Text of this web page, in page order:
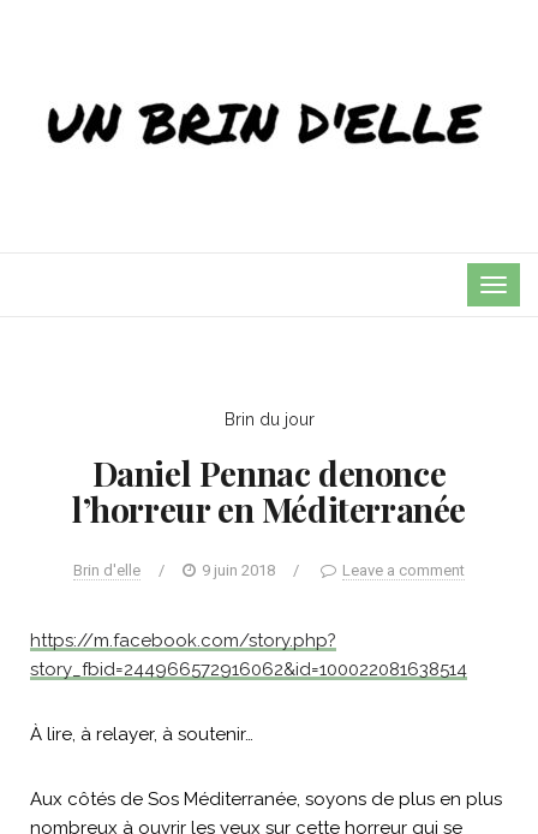
Brin du jour
Daniel Pennac denonce
l’horreur en Méditerranée
Brin d'elle / 9 juin 2018 / Leave a comment
https://m.facebook.com/story.php?
story_fbid=244966572916062&id=100022081638514
À lire, à relayer, à soutenir…
Aux côtés de Sos Méditerranée, soyons de plus en plus
nombreux à ouvrir les yeux sur cette horreur qui se